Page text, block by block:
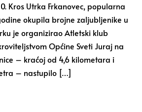
Kros Utrka Frkanovec, popularna
okupila brojne zaljubljenike u
je organizirao Atletski klub
Općine Sveti Juraj na
– kraćoj od 4,6 kilometara i
– nastupilo […]